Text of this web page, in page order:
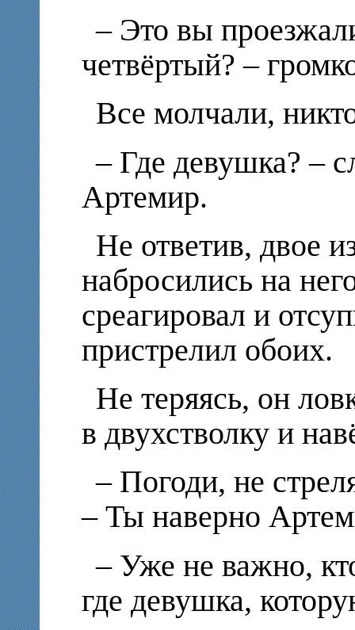
– Это вы
четвёртый? –
Все молчали,
– Где девушка? –
Артемир.
Не ответив, двое
набросились на
среагировал и
пристрелил обоих.
Не теряясь, он
в двухстволку и
– Погоди, не
– Ты наверно
– Уже не важно,
где девушка,